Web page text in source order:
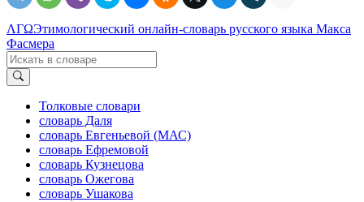
ΛΓΩЭтимологический онлайн-словарь русского языка Макса
Фасмера
Толковые словари
словарь Даля
словарь Евгеньевой (МАС)
словарь Ефремовой
словарь Кузнецова
словарь Ожегова
словарь Ушакова